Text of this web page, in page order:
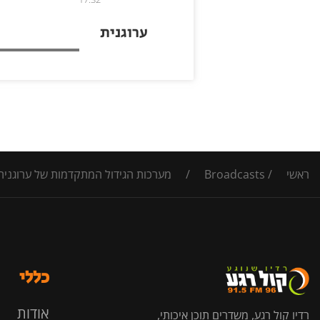
ערוגנית
ראשי /
Broadcasts
/ מערכות הגידול המתקדמות של
רדיו קול רגע, משדרים תוכן איכותי,
כללי
אודות